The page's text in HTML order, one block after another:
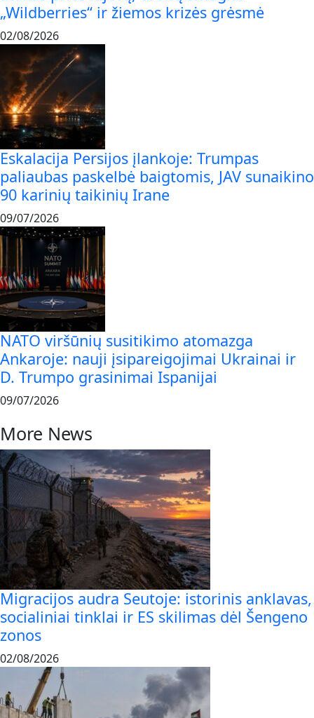
„Wildberries“ ir žiemos krizės grėsmė
02/08/2026
Eskalacija Persijos įlankoje: Trumpas
paliaubas paskelbė baigtomis, JAV sunaikino
90 karinių taikinių Irane
09/07/2026
NATO viršūnių susitikimo atomazga
Ankaroje: nauji įsipareigojimai Ukrainai ir
D. Trumpo grasinimai Ispanijai
09/07/2026
More News
Migracijos audra Seutoje: istorinis anklavas,
socialiniai tinklai ir ES skilimas dėl Šengeno
zonos
02/08/2026